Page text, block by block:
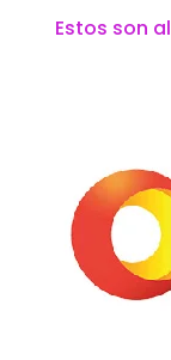
Estos son